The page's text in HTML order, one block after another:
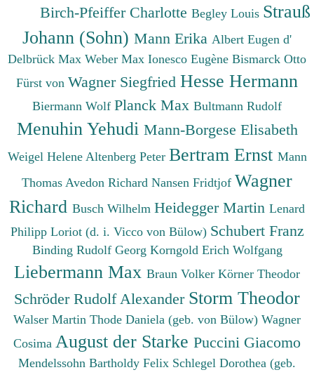
Birch-Pfeiffer CharlotteBegley Louis Strauß
Johann (Sohn) Mann Erika Albert Eugen d'
Delbrück Max Weber Max Ionesco Eugène Bismarck Otto
Fürst von Wagner Siegfried Hesse Hermann
Biermann Wolf Planck Max Bultmann Rudolf
Menuhin Yehudi Mann-Borgese Elisabeth
Weigel Helene Altenberg Peter Bertram Ernst Mann
Thomas Avedon Richard Nansen Fridtjof Wagner
Richard Busch Wilhelm Heidegger Martin Lenard
Philipp Loriot (d. i. Vicco von Bülow) Schubert Franz
Binding Rudolf Georg Korngold Erich Wolfgang
Liebermann Max Braun Volker Körner Theodor
Schröder Rudolf Alexander Storm Theodor
Walser Martin Thode Daniela (geb. von Bülow) Wagner
Cosima August der Starke Puccini Giacomo
Mendelssohn Bartholdy Felix Schlegel Dorothea (geb.